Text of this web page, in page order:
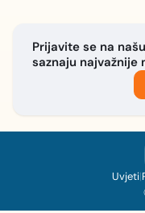
Prijavite se na
saznaju najvažnije
Uvjeti|